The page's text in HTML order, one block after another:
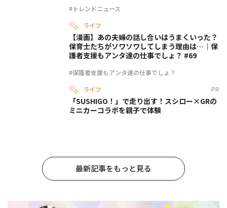
#トレンドニュース
ライフ
#保護者支援もアンタ達の仕事でしょ？
【漫画】あの夫婦の話し合いはうまくいった？
保育士たちがソワソワしてしまう理由は…｜保
護者支援もアンタ達の仕事でしょ？ #69
ライフ PR
「SUSHIGO！」で走り出す！スシロー×GRの
ミニカーコラボを親子で体験
最新記事をもっと見る